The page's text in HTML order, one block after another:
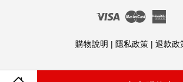
Visa Master
購物說明 | 隱私政策 | 退款政